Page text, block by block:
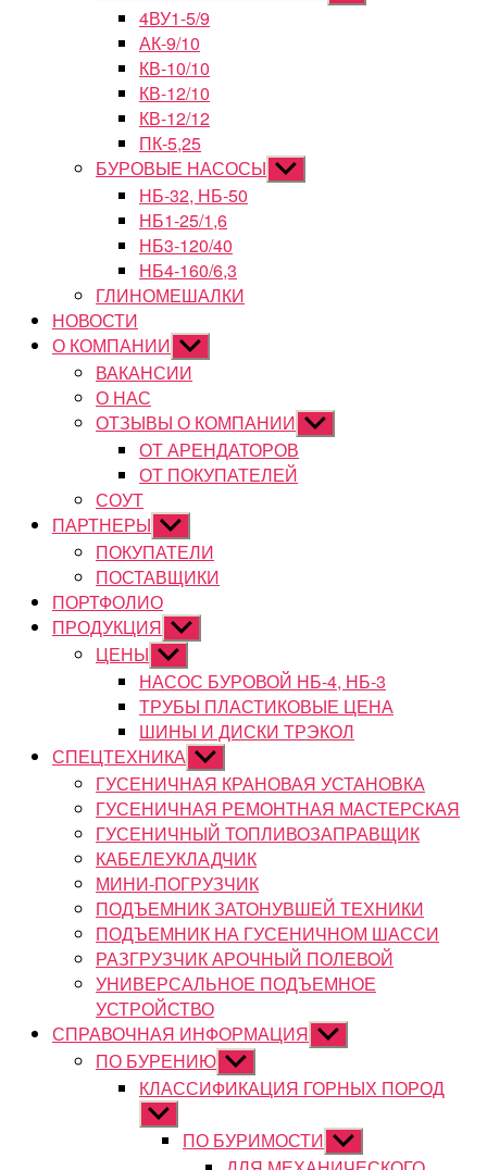
подменю
4ВУ1-5/9
АК-9/10
КВ-10/10
КВ-12/10
КВ-12/12
ПК-5,25
БУРОВЫЕ НАСОСЫ Показывать
подменю
НБ-32, НБ-50
НБ1-25/1,6
НБ3-120/40
НБ4-160/6,3
ГЛИНОМЕШАЛКИ
НОВОСТИ
О КОМПАНИИ Показывать
подменю
ВАКАНСИИ
О НАС
ОТЗЫВЫ О КОМПАНИИ Показывать
подменю
ОТ АРЕНДАТОРОВ
ОТ ПОКУПАТЕЛЕЙ
СОУТ
ПАРТНЕРЫ Показывать
подменю
ПОКУПАТЕЛИ
ПОСТАВЩИКИ
ПОРТФОЛИО
ПРОДУКЦИЯ Показывать
подменю
ЦЕНЫ Показывать
подменю
НАСОС БУРОВОЙ НБ-4, НБ-3
ТРУБЫ ПЛАСТИКОВЫЕ ЦЕНА
ШИНЫ И ДИСКИ ТРЭКОЛ
СПЕЦТЕХНИКА Показывать
подменю
ГУСЕНИЧНАЯ КРАНОВАЯ УСТАНОВКА
ГУСЕНИЧНАЯ РЕМОНТНАЯ МАСТЕРСКАЯ
ГУСЕНИЧНЫЙ ТОПЛИВОЗАПРАВЩИК
КАБЕЛЕУКЛАДЧИК
МИНИ-ПОГРУЗЧИК
ПОДЪЕМНИК ЗАТОНУВШЕЙ ТЕХНИКИ
ПОДЪЕМНИК НА ГУСЕНИЧНОМ ШАССИ
РАЗГРУЗЧИК АРОЧНЫЙ ПОЛЕВОЙ
УНИВЕРСАЛЬНОЕ ПОДЪЕМНОЕ
УСТРОЙСТВО
СПРАВОЧНАЯ ИНФОРМАЦИЯ Показывать
подменю
ПО БУРЕНИЮ Показывать
подменю
КЛАССИФИКАЦИЯ ГОРНЫХ ПОРОД
Показывать
подменюПО БУРИМОСТИ Показывать
подменю